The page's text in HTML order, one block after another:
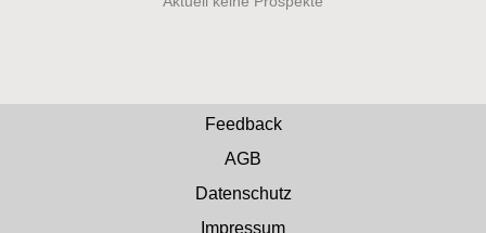
Feedback
AGB
Datenschutz
Impressum